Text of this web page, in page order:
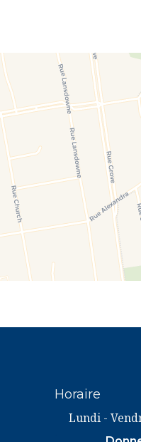
Horaire
Lundi -